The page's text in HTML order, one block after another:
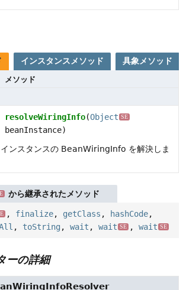
インスタンスメソッド 具象メソッド
メソッド
resolveWiringInfo(Object SE
beanInstance)
ンスタンスの BeanWiringInfo を解決しま
から継承されたメソッド
, finalize, getClass , hashCode,
, toString , wait , wait SE , wait SE
ーの詳細